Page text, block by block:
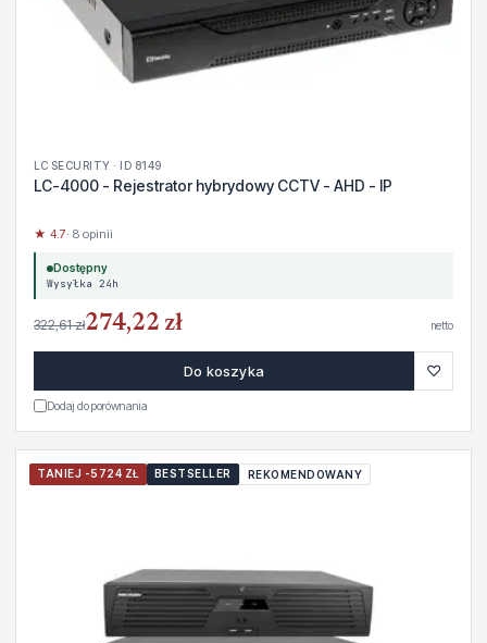
LC SECURITY · ID 8149
LC-4000 - Rejestrator hybrydowy CCTV - AHD - IP
★ 4.7· 8 opinii
Dostępny
Wysyłka 24h
322,61 zł274,22 zł netto
Do koszyka ♡
Dodaj do porównania
TANIEJ -5724 ZŁ BESTSELLER REKOMENDOWANY